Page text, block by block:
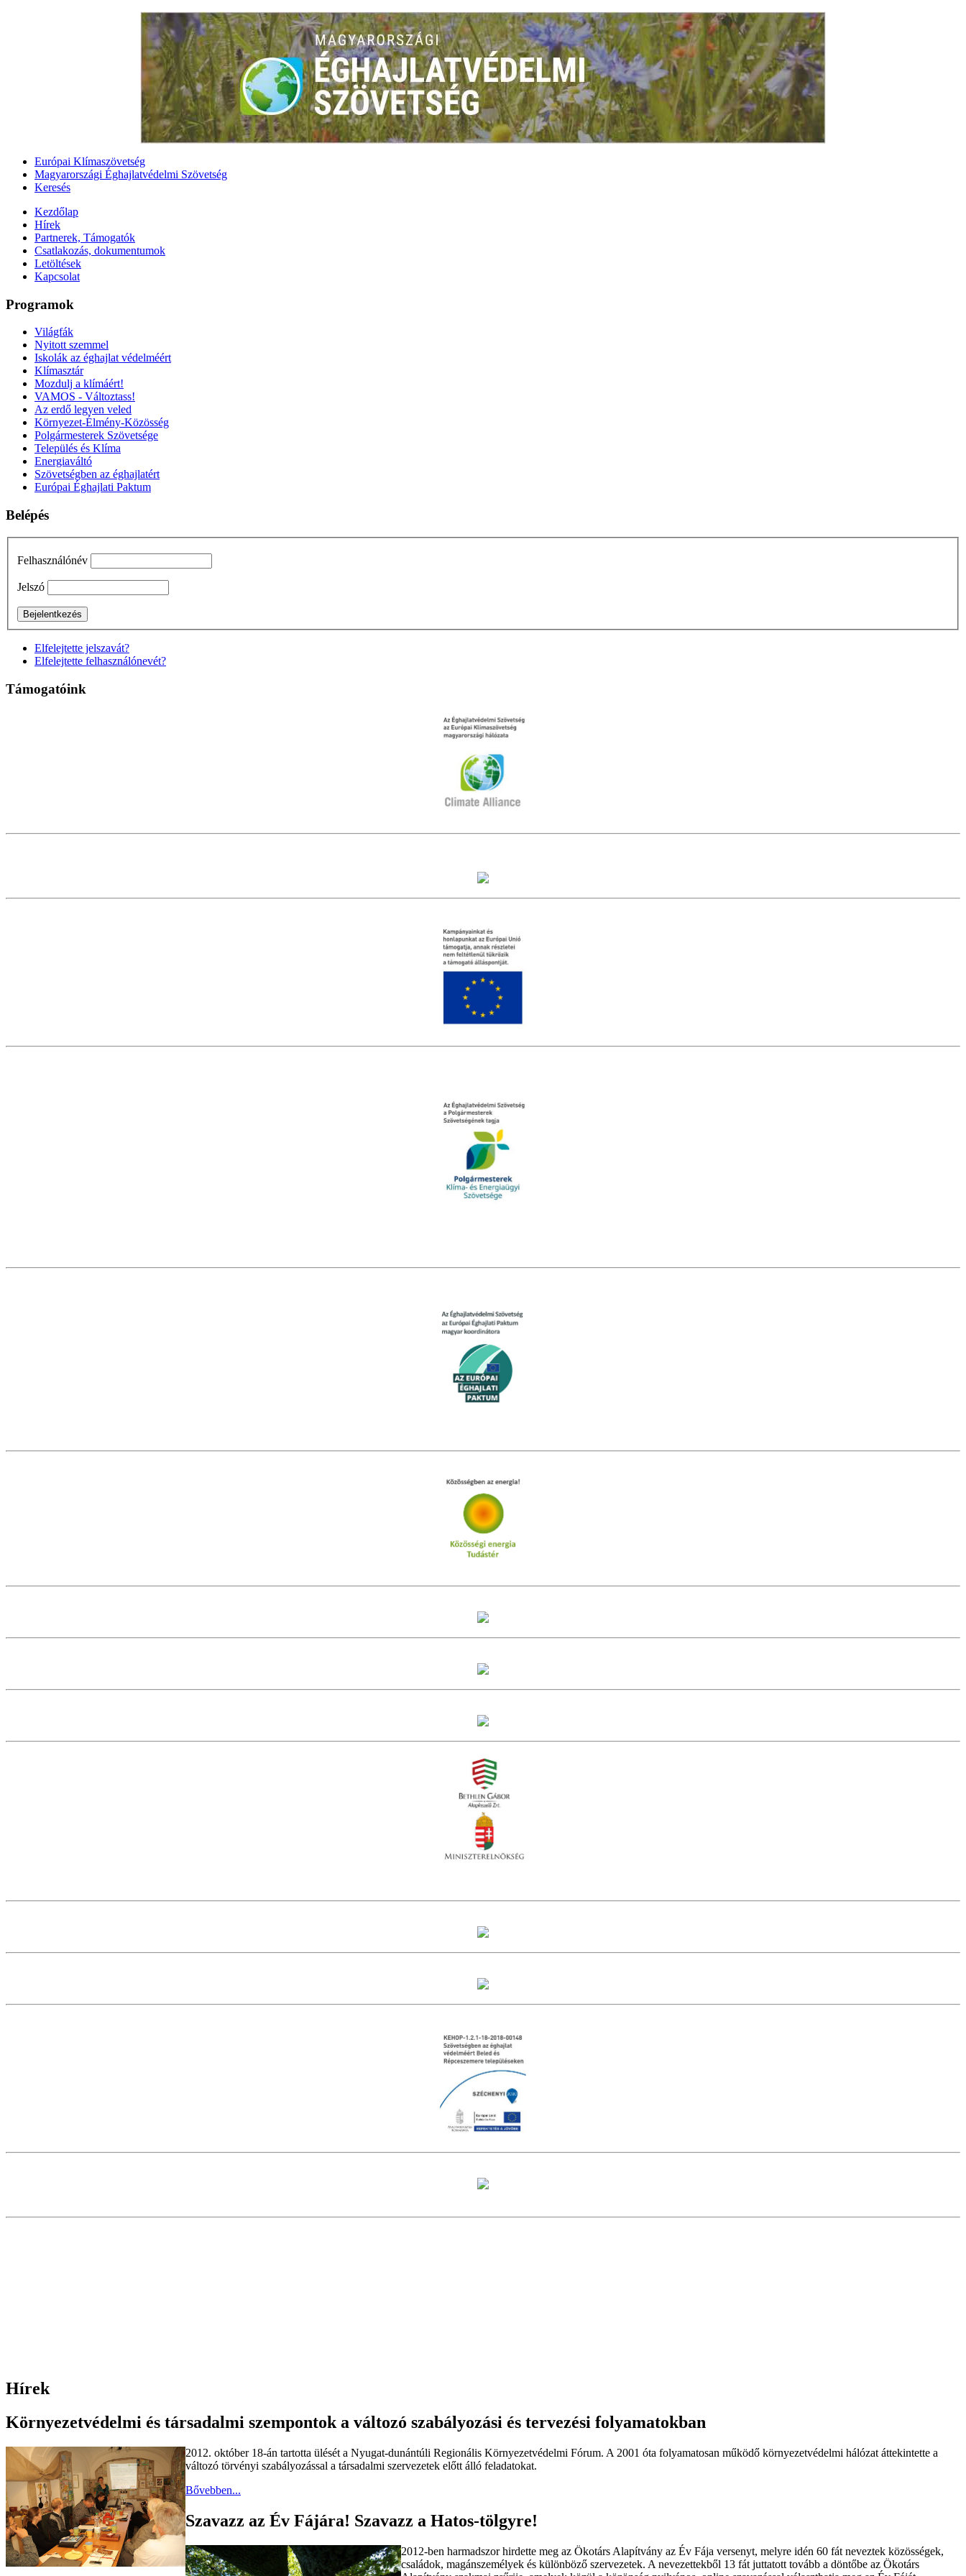
Európai Klímaszövetség
Magyarországi Éghajlatvédelmi Szövetség
Keresés
Kezdőlap
Hírek
Partnerek, Támogatók
Csatlakozás, dokumentumok
Letöltések
Kapcsolat
Programok
Világfák
Nyitott szemmel
Iskolák az éghajlat védelméért
Klímasztár
Mozdulj a klímáért!
VAMOS - Változtass!
Az erdő legyen veled
Környezet-Élmény-Közösség
Polgármesterek Szövetsége
Település és Klíma
Energiaváltó
Szövetségben az éghajlatért
Európai Éghajlati Paktum
Belépés
Felhasználónév
Jelszó
Elfelejtette jelszavát?
Elfelejtette felhasználónevét?
Támogatóink
Hírek
Környezetvédelmi és társadalmi szempontok a változó szabályozási és tervezési folyamatokban
2012. október 18-án tartotta ülését a Nyugat-dunántúli Regionális Környezetvédelmi Fórum. A 2001 óta folyamatosan működő környezetvédelmi hálózat áttekintette a
változó törvényi szabályozással a társadalmi szervezetek előtt álló feladatokat.
Bővebben...
Szavazz az Év Fájára! Szavazz a Hatos-tölgyre!
2012-ben harmadszor hirdette meg az Ökotárs Alapítvány az Év Fája versenyt, melyre idén 60 fát neveztek közösségek,
családok, magánszemélyek és különböző szervezetek. A nevezettekből 13 fát juttatott tovább a döntőbe az Ökotárs